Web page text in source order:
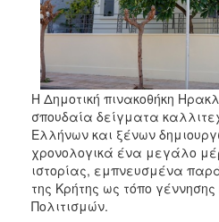
Η Δημοτική πινακοθήκη
σπουδαία δείγματα
Ελλήνων και ξένων
χρονολογικά ένα μεγάλο
ιστορίας, εμπνευσμένα
της Κρήτης ως τόπο
Πολιτισμών.